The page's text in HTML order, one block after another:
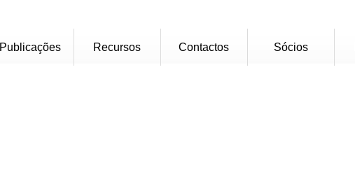
Publicações Recursos Contactos Sócios